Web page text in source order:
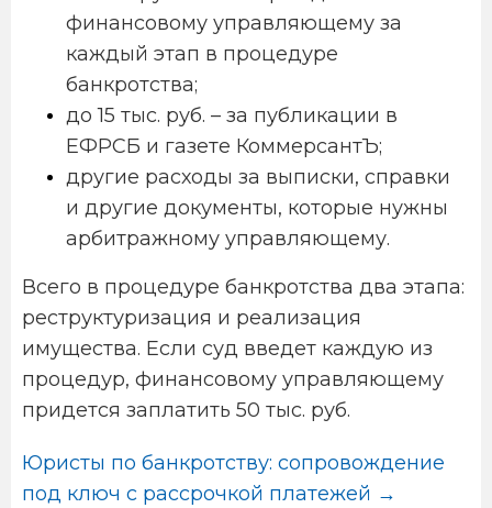
финансовому управляющему за
каждый этап в процедуре
банкротства;
до 15 тыс. руб. – за публикации в
ЕФРСБ и газете КоммерсантЪ;
другие расходы за выписки, справки
и другие документы, которые нужны
арбитражному управляющему.
Всего в процедуре банкротства два этапа:
реструктуризация и реализация
имущества. Если суд введет каждую из
процедур, финансовому управляющему
придется заплатить 50 тыс. руб.
Юристы по банкротству: сопровождение
под ключ с рассрочкой платежей →